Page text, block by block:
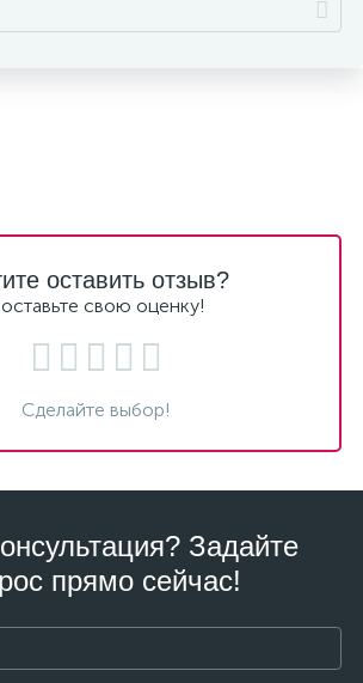
оставить отзыв?
свою оценку!
Сделайте выбор!
Задайте
прямо сейчас!